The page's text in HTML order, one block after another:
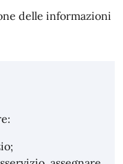
delle informazioni